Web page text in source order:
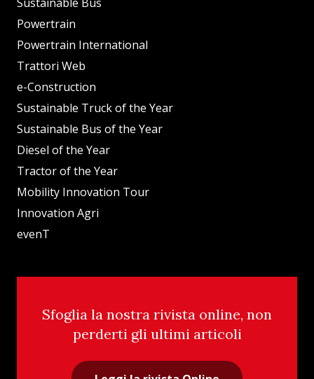
Powertrain
Powertrain International
Trattori Web
e-Construction
Sustainable Truck of the Year
Sustainable Bus of the Year
Diesel of the Year
Tractor of the Year
Mobility Innovation Tour
Innovation Agri
evenT
Sfoglia la nostra rivista online, non
perderti gli ultimi articoli